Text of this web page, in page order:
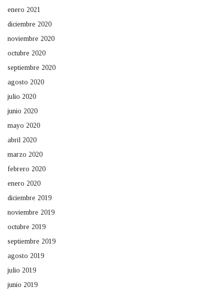
enero 2021
diciembre 2020
noviembre 2020
octubre 2020
septiembre 2020
agosto 2020
julio 2020
junio 2020
mayo 2020
abril 2020
marzo 2020
febrero 2020
enero 2020
diciembre 2019
noviembre 2019
octubre 2019
septiembre 2019
agosto 2019
julio 2019
junio 2019